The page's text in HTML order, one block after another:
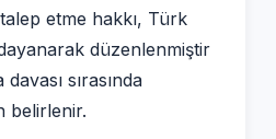
etme hakkı, Türk
düzenlenmiştir
sırasında
belirlenir.